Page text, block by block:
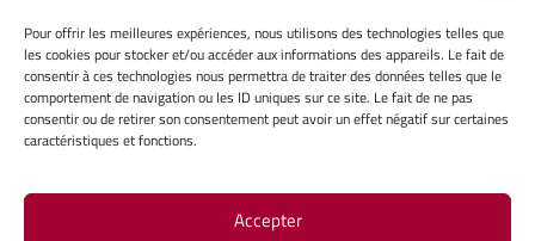
Pour offrir les meilleures expériences, nous utilisons des technologies telles que
les cookies pour stocker et/ou accéder aux informations des appareils. Le fait de
consentir à ces technologies nous permettra de traiter des données telles que le
comportement de navigation ou les ID uniques sur ce site. Le fait de ne pas
consentir ou de retirer son consentement peut avoir un effet négatif sur certaines
caractéristiques et fonctions.
Accepter
INFORMATIONS LÉGALES
Mentions légales
Gérer mes cookies
Politique de cookies
Avertissement